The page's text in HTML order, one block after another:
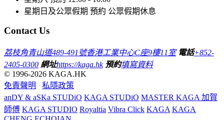
星期日及公眾假期 預約 公眾假期休息
Contact Us
荔枝角青山道489-491號香港工業中心C座9樓11室 電話+852-
2405-0300 網址https://kaga.hk 預約填寫資料
© 1996-2026 KAGA.HK
免責聲明
私隱政策
anDY & aSKa STUDiO KAGA STUDiO MASTER KAGA 加賀
師傅 KAGA STUDIO Royaltia Vibra Click KAGA KAGA